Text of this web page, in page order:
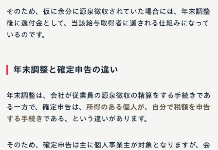
そのため、仮に余分に源泉徴収されていた場合には、年末調整
後に還付金として、当該給与取得者に還される仕組みになって
いるのです。
年末調整と確定申告の違い
年末調整は、会社が従業員の源泉徴収の精算をする手続きであ
る一方で、確定申告は、 所得のある個人が、自分で税額を申告
する手続き である、という違いがあります。
そのため、確定申告は主に個人事業主が対象となりますが、会